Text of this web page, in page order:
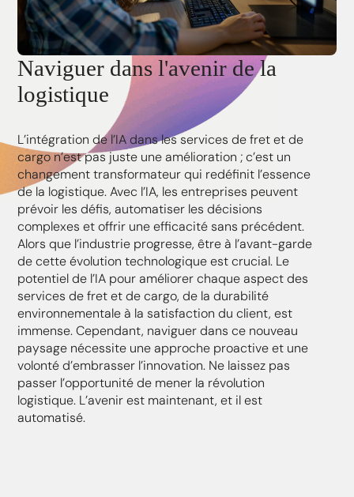
Naviguer dans l'avenir de la
logistique
L’intégration de l’IA dans les services de fret et de
cargo n’est pas juste une amélioration ; c’est un
changement transformateur qui redéfinit l’essence
de la logistique. Avec l’IA, les entreprises peuvent
prévoir les défis, automatiser les décisions
complexes et offrir une efficacité sans précédent.
Alors que l’industrie progresse, être à l’avant-garde
de cette évolution technologique est crucial. Le
potentiel de l’IA pour améliorer chaque aspect des
services de fret et de cargo, de la durabilité
environnementale à la satisfaction du client, est
immense. Cependant, naviguer dans ce nouveau
paysage nécessite une approche proactive et une
volonté d’embrasser l’innovation. Ne laissez pas
passer l’opportunité de mener la révolution
logistique. L’avenir est maintenant, et il est
automatisé.